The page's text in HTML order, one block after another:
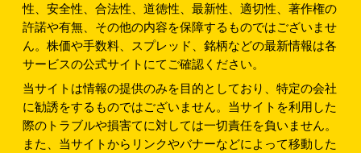
性、安全性、合法性、道徳性、最新性、適切性、著作権の
許諾や有無、その他の内容を保障するものではございませ
ん。株価や手数料、スプレッド、銘柄などの最新情報は各
サービスの公式サイトにてご確認ください。
当サイトは情報の提供のみを目的としており、特定の会社
に勧誘をするものではございません。当サイトを利用した
際のトラブルや損害てに対しては一切責任を負いません。
また、当サイトからリンクやバナーなどによって移動した